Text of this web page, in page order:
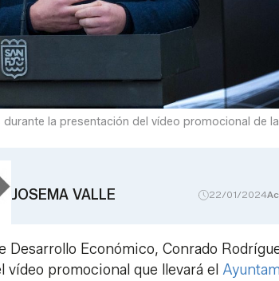
durante la presentación del vídeo promocional de
JOSEMA VALLE 22/01/2024
Desarrollo Económico, Conrado
vídeo promocional que llevará el